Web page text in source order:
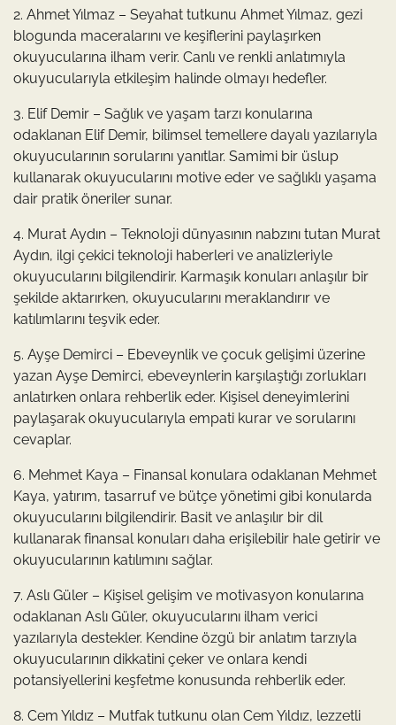
2. Ahmet Yılmaz – Seyahat tutkunu Ahmet Yılmaz, gezi
blogunda maceralarını ve keşiflerini paylaşırken
okuyucularına ilham verir. Canlı ve renkli anlatımıyla
okuyucularıyla etkileşim halinde olmayı hedefler.
3. Elif Demir – Sağlık ve yaşam tarzı konularına
odaklanan Elif Demir, bilimsel temellere dayalı yazılarıyla
okuyucularının sorularını yanıtlar. Samimi bir üslup
kullanarak okuyucularını motive eder ve sağlıklı yaşama
dair pratik öneriler sunar.
4. Murat Aydın – Teknoloji dünyasının nabzını tutan Murat
Aydın, ilgi çekici teknoloji haberleri ve analizleriyle
okuyucularını bilgilendirir. Karmaşık konuları anlaşılır bir
şekilde aktarırken, okuyucularını meraklandırır ve
katılımlarını teşvik eder.
5. Ayşe Demirci – Ebeveynlik ve çocuk gelişimi üzerine
yazan Ayşe Demirci, ebeveynlerin karşılaştığı zorlukları
anlatırken onlara rehberlik eder. Kişisel deneyimlerini
paylaşarak okuyucularıyla empati kurar ve sorularını
cevaplar.
6. Mehmet Kaya – Finansal konulara odaklanan Mehmet
Kaya, yatırım, tasarruf ve bütçe yönetimi gibi konularda
okuyucularını bilgilendirir. Basit ve anlaşılır bir dil
kullanarak finansal konuları daha erişilebilir hale getirir ve
okuyucularının katılımını sağlar.
7. Aslı Güler – Kişisel gelişim ve motivasyon konularına
odaklanan Aslı Güler, okuyucularını ilham verici
yazılarıyla destekler. Kendine özgü bir anlatım tarzıyla
okuyucularının dikkatini çeker ve onlara kendi
potansiyellerini keşfetme konusunda rehberlik eder.
8. Cem Yıldız – Mutfak tutkunu olan Cem Yıldız, lezzetli